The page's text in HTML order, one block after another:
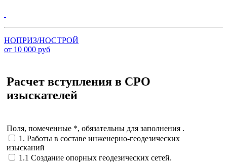
НОПРИЗ/НОСТРОЙ
от 10 000 руб
Расчет вступления в СРО
изыскателей
Поля, помеченные *, обязательны для заполнения .
1. Работы в составе инженерно-геодезических
изысканий
1.1 Создание опорных геодезических сетей.